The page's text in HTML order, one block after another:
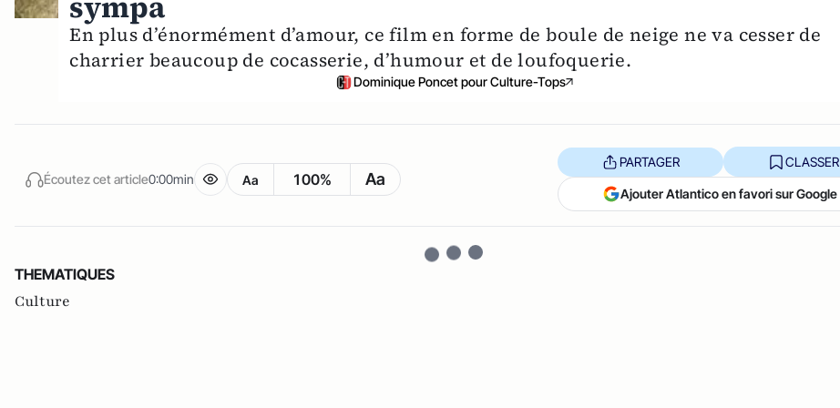
En plus d’énormément d’amour, ce film en forme de boule de neige ne va cesser de
charrier beaucoup de cocasserie, d’humour et de loufoquerie.
Dominique Poncet pour Culture-Tops
Écoutez cet article0:00min Aa 100% Aa
PARTAGER CLASSER
Ajouter Atlantico en favori sur Google
THEMATIQUES
Culture